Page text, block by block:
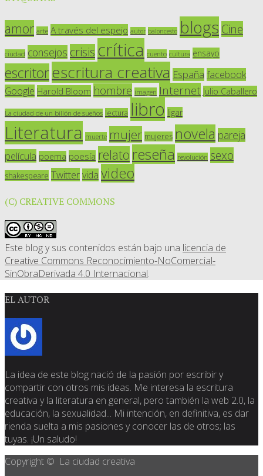
amor arte A través del espejo autor baloncesto blogs Cine
ciudad consejos crisis crítica cuento cultura ensayo
escritorescritura creativa España facebook
Google Harold Bloom hombre imagen Internet Julio Caballero
La ciudad de un billón de sueños lectura libro ligar
Literatura muerte mujer mujeres novela pareja
película poema poesía relato reseña revolución sexo
shakespeare Twittervida video
(C) CREATIVE COMMONS
Este blog y sus contenidos están bajo una licencia de
Creative Commons Reconocimiento-NoComercial-
SinObraDerivada 4.0 Internacional.
EL AUTOR
La idea de este blog nació de la pasión por escribir y
compartir con otros mis ideas. Me interesa la escritura
creativa y la literatura en general, pero también la web 2.0, la
educación, la sexualidad... Mi intención, en definitiva, es dar
rienda suelta a mis pasiones y conocer las de otros; las
tuyas. ¡Un saludo!
Copyright © La ciudad creativa